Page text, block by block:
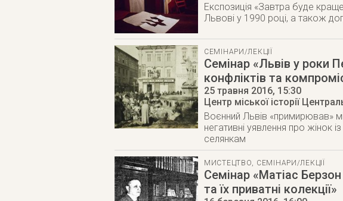
Експозиція «Завтра буде
Львові у 1990 році, а також
СЕМІНАРИ/ЛЕКЦІЇ
Семінар «Львів у роки
конфліктів та
25 травня 2016, 15:30
Центр міської історії
Воєнний Львів «примирював»
негативні уявлення про жінок
селянкам
МИСТЕЦТВО, СЕМІНАРИ/ЛЕКЦІЇ
Семінар «Матіас
та їх приватні колекції»